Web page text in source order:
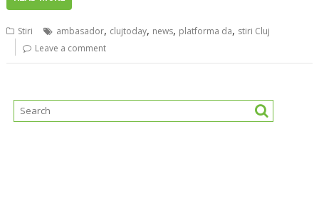
Stiri ambasador, clujtoday, news, platforma da, stiri Cluj
Leave a comment